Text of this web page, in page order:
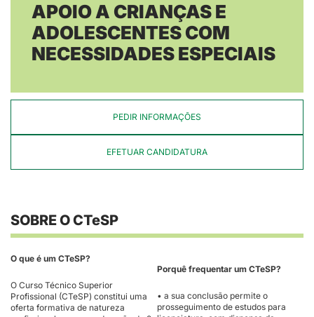
APOIO A CRIANÇAS E
ADOLESCENTES COM
NECESSIDADES ESPECIAIS
PEDIR INFORMAÇÕES
EFETUAR CANDIDATURA
SOBRE O CTeSP
O que é um CTeSP?
O Curso Técnico Superior
Profissional (CTeSP) constitui uma
oferta formativa de natureza
Porquê frequentar um CTeSP?
• a sua conclusão permite o
prosseguimento de estudos para